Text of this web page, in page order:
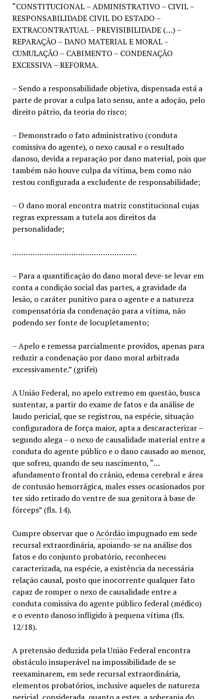
“CONSTITUCIONAL – ADMINISTRATIVO – CIVIL –
RESPONSABILIDADE CIVIL DO ESTADO –
EXTRACONTRATUAL – PREVISIBILIDADE (…) –
REPARAÇÃO – DANO MATERIAL E MORAL –
CUMULAÇÃO – CABIMENTO – CONDENAÇÃO
EXCESSIVA – REFORMA.
– Sendo a responsabilidade objetiva, dispensada está a
parte de provar a culpa lato sensu, ante a adoção, pelo
direito pátrio, da teoria do risco;
– Demonstrado o fato administrativo (conduta
comissiva do agente), o nexo causal e o resultado
danoso, devida a reparação por dano material, pois que
também não houve culpa da vítima, bem como não
restou configurada a excludente de responsabilidade;
– O dano moral encontra matriz constitucional cujas
regras expressam a tutela aos direitos da
personalidade;
……………………………………………….
– Para a quantificação do dano moral deve-se levar em
conta a condição social das partes, a gravidade da
lesão, o caráter punitivo para o agente e a natureza
compensatória da condenação para a vítima, não
podendo ser fonte de locupletamento;
– Apelo e remessa parcialmente providos, apenas para
reduzir a condenação por dano moral arbitrada
excessivamente.” (grifei)
A União Federal, no apelo extremo em questão, busca
sustentar, a partir do exame de fatos e da análise de
laudo pericial, que se registrou, na espécie, situação
configuradora de força maior, apta a descaracterizar –
segundo alega – o nexo de causalidade material entre a
conduta do agente público e o dano causado ao menor,
que sofreu, quando de seu nascimento, “…
afundamento frontal do crânio, edema cerebral e área
de contusão hemorrágica, males esses ocasionados por
ter sido retirado do ventre de sua genitora à base de
fórceps” (fls. 14).
Cumpre observar que oAcórdãoimpugnado em sede
recursal extraordinária, apoiando-se na análise dos
fatos e do conjunto probatório, reconheceu
caracterizada, na espécie, a existência da necessária
relação causal, posto que inocorrente qualquer fato
capaz de romper o nexo de causalidade entre a
conduta comissiva do agente público federal (médico)
e o evento danoso infligido à pequena vítima (fls.
12/18).
A pretensão deduzida pela União Federal encontra
obstáculo insuperável na impossibilidade de se
reexaminarem, em sede recursal extraordinária,
elementos probatórios, inclusive aqueles de natureza